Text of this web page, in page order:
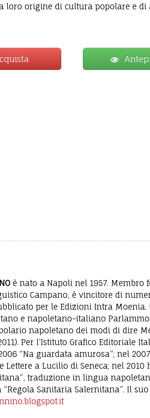
loro origine di cultura popolare e di
è nato a Napoli nel 1957. Membro
Campano, è vincitore di
per le Edizioni Intra
e napoletano-italiano
napoletano dei modi di dire
Per l’Istituto Grafico Editoriale
“Na guardata amurosa”; nel
Lettere a Lucilio di Seneca; nel 2010
traduzione in lingua
Sanitaria Salernitana”. Il suo